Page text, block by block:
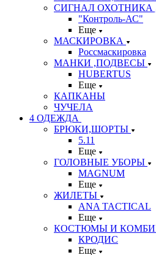
СИГНАЛ
"Контроль-АС"
Еще
МАСКИРОВКА
Россмаскировка
МАНКИ ,ПОДВЕСЫ
HUBERTUS
Еще
КАПКАНЫ
ЧУЧЕЛА
4 ОДЕЖДА
БРЮКИ,ШОРТЫ
5.11
Еще
ГОЛОВНЫЕ УБОРЫ
MAGNUM
Еще
ЖИЛЕТЫ
ANA TACTICAL
Еще
КОСТЮМЫ И
КРОДИС
Еще